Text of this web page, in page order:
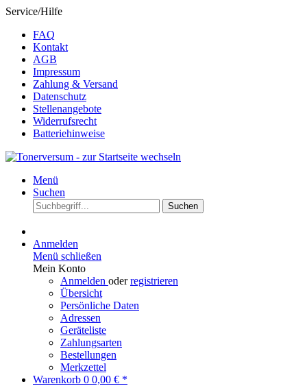
Service/Hilfe
FAQ
Kontakt
AGB
Impressum
Zahlung & Versand
Datenschutz
Stellenangebote
Widerrufsrecht
Batteriehinweise
Menü
Suchen
Suchen
Anmelden
Menü schließen
Mein Konto
Anmelden oderregistrieren
Übersicht
Persönliche Daten
Adressen
Geräteliste
Zahlungsarten
Bestellungen
Merkzettel
Warenkorb 0 0,00 € *